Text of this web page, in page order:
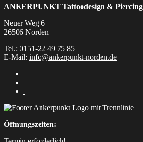
ANKERPUNKT Tattoodesign & Piercing
Neuer Weg 6
26506 Norden
Tel.: 0151-22 49 75 85
E-Mail: info@ankerpunkt-norden.de
Öffnungszeiten: